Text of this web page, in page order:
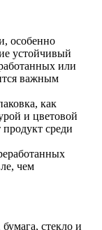
особенно
устойчивый
или
важным
как
и цветовой
среди
чем
стекло и